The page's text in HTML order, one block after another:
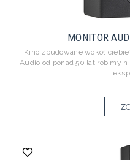
MONITOR
Kino zbudowane wokół
Audio od ponad 50 lat robimy